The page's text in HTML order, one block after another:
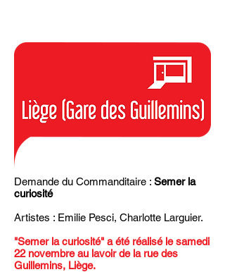
Demande du Commanditaire : Semer la
curiosité
Artistes : Emilie Pesci, Charlotte Larguier.
"Semer la curiosité" a été réalisé le samedi
22 novembre au lavoir de la rue des
Guillemins, Liège.